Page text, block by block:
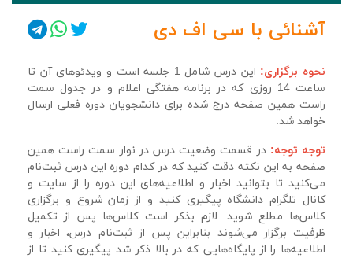
آشنائی با سی اف دی
نحوه برگزاری:
این درس شامل 1 جلسه است و ویدئوهای آن تا
ساعت 14 روزی که در برنامه هفتگی اعلام و در جدول سمت
راست همین صفحه درج شده برای دانشجویان دوره فعلی ارسال
خواهد شد.
توجه توجه: در قسمت وضعیت درس در نوار سمت راست همین
صفحه به این نکته دقت کنید که در کدام دوره این درس ثبت‌نام
می‌کنید تا بتوانید اخبار و اطلاعیه‌های این دوره را از سایت و
کانال تلگرام دانشگاه پیگیری کنید و از زمان شروع و برگزاری
کلاس‌ها مطلع شوید. لازم بذکر است کلاس‌ها پس از تکمیل
ظرفیت برگزار می‌شوند بنابراین پس از ثبت‌نام درس، اخبار و
اطلاعیه‌ها را از پایگاه‌هایی که در بالا ذکر شد پیگیری کنید تا از